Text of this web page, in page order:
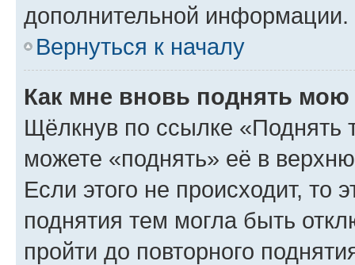
дополнительной информации.
Вернуться к началу
Как мне вновь поднять мою
Щёлкнув по ссылке «Поднять
можете «поднять» её в
Если этого не происходит, то
поднятия тем могла быть
пройти до повторного